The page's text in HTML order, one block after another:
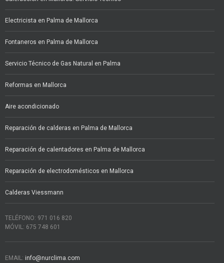
Electricista en Palma de Mallorca
Fontaneros en Palma de Mallorca
Servicio Técnico de Gas Natural en Palma
Reformas en Mallorca
Aire acondicionado
Reparación de calderas en Palma de Mallorca
Reparación de calentadores en Palma de Mallorca
Reparación de electrodomésticos en Mallorca
Calderas Viessmann
TELÉFONO: 971 016 820
MÓVIL: 675 748 601
EMAIL: info@nurclima.com